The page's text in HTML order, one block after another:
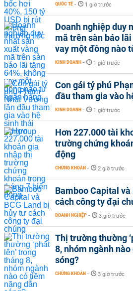
QUỐC TẾ - 1 giờ trước
Doanh nghiệp duy
mã trên sàn báo
vay một đồng nào
KINH DOANH - 1 giờ trước
Con gái tỷ phú
đầu tham gia vào
KINH DOANH - 1 giờ trước
Hơn 227.000 tài
trường chứng
động
CHỨNG KHOÁN - 2 giờ trước
Bamboo Capital và
cách công ty đại
DOANH NGHIỆP - 3 giờ trước
Thị trường thường
8, nhóm ngành
sóng?
CHỨNG KHOÁN - 3 giờ trước